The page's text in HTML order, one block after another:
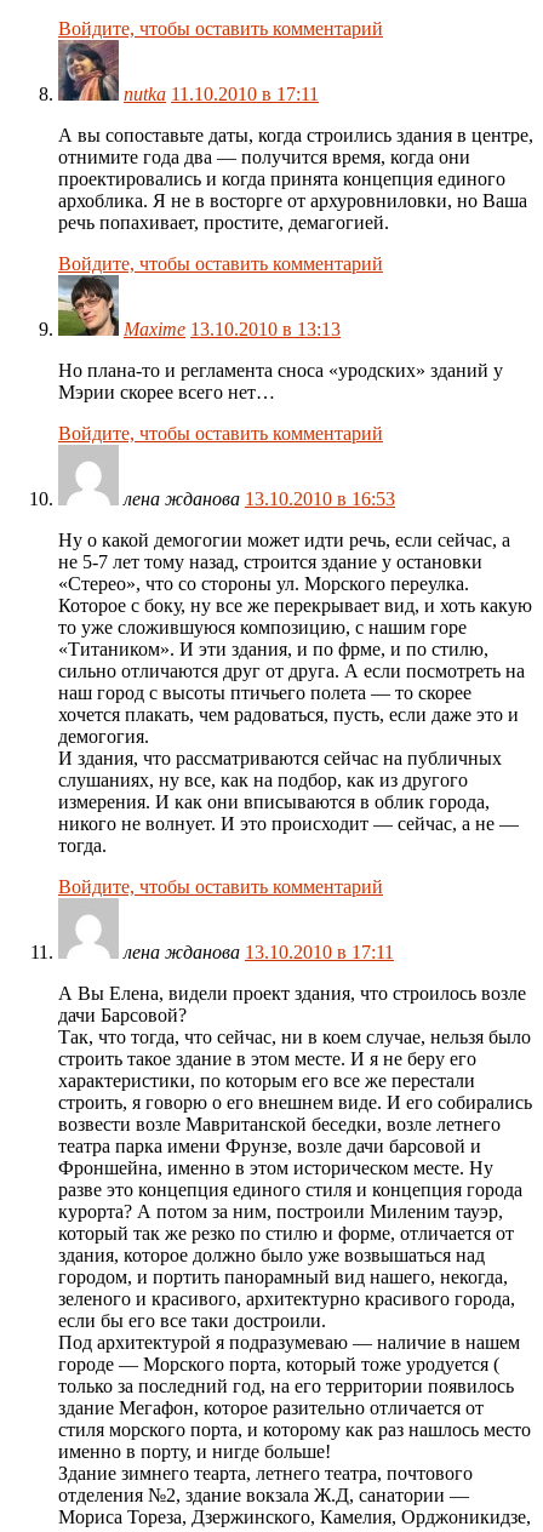
Войдите, чтобы оставить комментарий
nutka 11.10.2010 в 17:11
А вы сопоставьте даты, когда строились здания в центре,
отнимите года два — получится время, когда они
проектировались и когда принята концепция единого
архоблика. Я не в восторге от архуровниловки, но Ваша
речь попахивает, простите, демагогией.
Войдите, чтобы оставить комментарий
Maxime 13.10.2010 в 13:13
Но плана-то и регламента сноса «уродских» зданий у
Мэрии скорее всего нет…
Войдите, чтобы оставить комментарий
лена жданова 13.10.2010 в 16:53
Ну о какой демогогии может идти речь, если сейчас, а
не 5-7 лет тому назад, строится здание у остановки
«Стерео», что со стороны ул. Морского переулка.
Которое с боку, ну все же перекрывает вид, и хоть какую
то уже сложившуюся композицию, с нашим горе
«Титаником». И эти здания, и по фрме, и по стилю,
сильно отличаются друг от друга. А если посмотреть на
наш город с высоты птичьего полета — то скорее
хочется плакать, чем радоваться, пусть, если даже это и
демогогия.
И здания, что рассматриваются сейчас на публичных
слушаниях, ну все, как на подбор, как из другого
измерения. И как они вписываются в облик города,
никого не волнует. И это происходит — сейчас, а не —
тогда.
Войдите, чтобы оставить комментарий
лена жданова 13.10.2010 в 17:11
А Вы Елена, видели проект здания, что строилось возле
дачи Барсовой?
Так, что тогда, что сейчас, ни в коем случае, нельзя было
строить такое здание в этом месте. И я не беру его
характеристики, по которым его все же перестали
строить, я говорю о его внешнем виде. И его собирались
возвести возле Мавританской беседки, возле летнего
театра парка имени Фрунзе, возле дачи барсовой и
Фроншейна, именно в этом историческом месте. Ну
разве это концепция единого стиля и концепция города
курорта? А потом за ним, построили Миленим тауэр,
который так же резко по стилю и форме, отличается от
здания, которое должно было уже возвышаться над
городом, и портить панорамный вид нашего, некогда,
зеленого и красивого, архитектурно красивого города,
если бы его все таки достроили.
Под архитектурой я подразумеваю — наличие в нашем
городе — Морского порта, который тоже уродуется (
только за последний год, на его территории появилось
здание Мегафон, которое разительно отличается от
стиля морского порта, и которому как раз нашлось место
именно в порту, и нигде больше!
Здание зимнего теарта, летнего театра, почтового
отделения №2, здание вокзала Ж.Д, санатории —
Мориса Тореза, Дзержинского, Камелия, Орджоникидзе,